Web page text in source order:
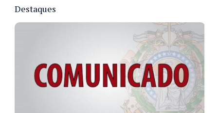
Destaques